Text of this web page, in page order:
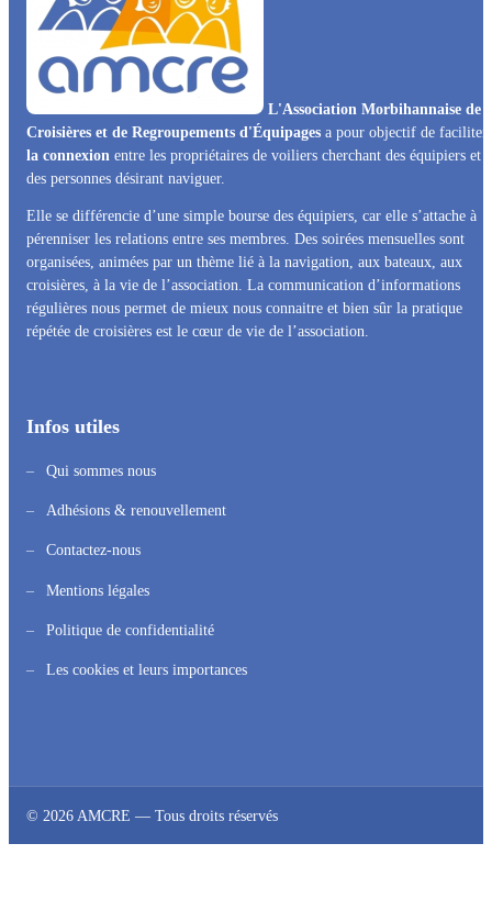
L'Association Morbihannaise de
Croisières et de Regroupements d'Équipages a pour objectif de faciliter
la connexion entre les propriétaires de voiliers cherchant des équipiers et
des personnes désirant naviguer.
Elle se différencie d’une simple bourse des équipiers, car elle s’attache à
pérenniser les relations entre ses membres. Des soirées mensuelles sont
organisées, animées par un thème lié à la navigation, aux bateaux, aux
croisières, à la vie de l’association. La communication d’informations
régulières nous permet de mieux nous connaitre et bien sûr la pratique
répétée de croisières est le cœur de vie de l’association.
Infos utiles
Qui sommes nous
Adhésions & renouvellement
Contactez-nous
Mentions légales
Politique de confidentialité
Les cookies et leurs importances
© 2026 AMCRE — Tous droits réservés